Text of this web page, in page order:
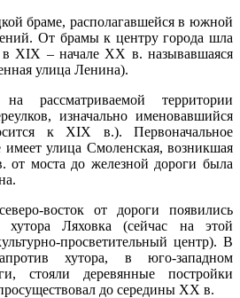
браме, располагавшейся в южной
От брамы к центру города шла
в XIX – начале XX в. называвшаяся
улица Ленина).
рассматриваемой территории
изначально именовавшийся
к XIX в.). Первоначальное
имеет улица Смоленская, возникшая
моста до железной дороги была
восток от дороги появились
хутора Ляховка (сейчас на этой
просветительный центр). В
хутора, в юго-западном
стояли деревянные постройки
до середины XX в.